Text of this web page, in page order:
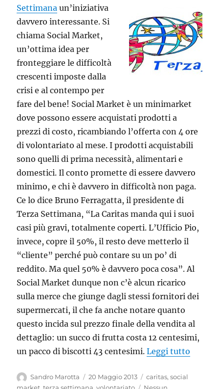
Settimana un’iniziativa
davvero interessante. Si
chiama Social Market,
un’ottima idea per
fronteggiare le difficoltà
crescenti imposte dalla
crisi e al contempo per
fare del bene! Social Market è un minimarket
dove possono essere acquistati prodotti a
prezzi di costo, ricambiando l’offerta con 4 ore
di volontariato al mese. I prodotti acquistabili
sono quelli di prima necessità, alimentari e
domestici. Il conto promette di essere davvero
minimo, e chi è davvero in difficoltà non paga.
Ce lo dice Bruno Ferragatta, il presidente di
Terza Settimana, “La Caritas manda qui i suoi
casi più gravi, totalmente coperti. L’Ufficio Pio,
invece, copre il 50%, il resto deve metterlo il
“cliente” perché può contare su un po’ di
reddito. Ma quel 50% è davvero poca cosa”. Al
Social Market dunque non c’è alcun ricarico
sulla merce che giunge dagli stessi fornitori dei
supermercati, il che fa anche notare quanto
questo incida sul prezzo finale della vendita al
dettaglio: un succo di frutta costa 12 centesimi,
un pacco di biscotti 43 centesimi.Leggi tutto
Autore
Sandro Marotta
Pubblicato
il
20 Maggio 2013 Tag
caritas,social
market ,terza settimana ,volontariato Nessun